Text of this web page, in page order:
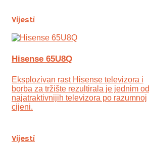
Vijesti
Hisense 65U8Q
Eksplozivan rast Hisense televizora i
borba za tržište rezultirala je jednim od
najatraktivnijih televizora po razumnoj
cijeni.
Vijesti